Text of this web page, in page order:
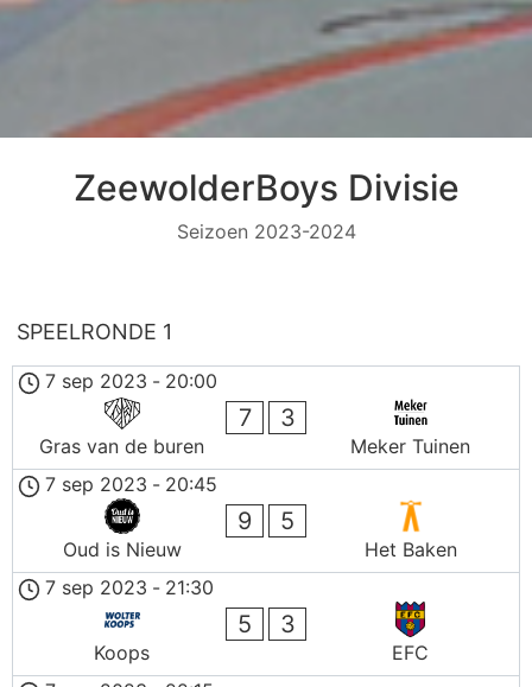
ZeewolderBoys Divisie
Seizoen 2023-2024
SPEELRONDE 1
7 sep 2023 - 20:00
Gras van de buren
7 3
Meker Tuinen
7 sep 2023 - 20:45
Oud is Nieuw
9 5
Het Baken
7 sep 2023 - 21:30
Koops
5 3
EFC